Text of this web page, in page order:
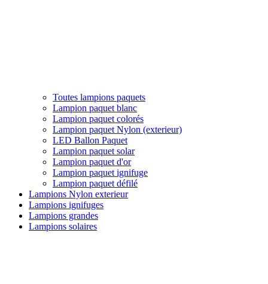
Toutes lampions paquets
Lampion paquet blanc
Lampion paquet colorés
Lampion paquet Nylon (exterieur)
LED Ballon Paquet
Lampion paquet solar
Lampion paquet d'or
Lampion paquet ignifuge
Lampion paquet défilé
Lampions Nylon exterieur
Lampions ignifuges
Lampions grandes
Lampions solaires